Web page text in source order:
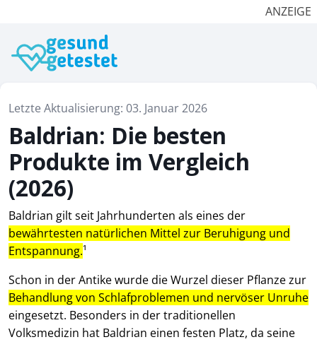
ANZEIGE
Letzte Aktualisierung: 03. Januar 2026
Baldrian: Die besten
Produkte im Vergleich
(2026)
Baldrian gilt seit Jahrhunderten als eines der
bewährtesten natürlichen Mittel zur Beruhigung und
Entspannung.¹
Schon in der Antike wurde die Wurzel dieser Pflanze zur
Behandlung von Schlafproblemen und nervöser Unruhe
eingesetzt. Besonders in der traditionellen
Volksmedizin hat Baldrian einen festen Platz, da seine